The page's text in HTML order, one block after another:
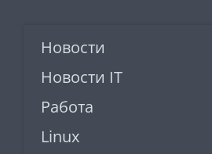
Новости
Новости IT
Работа
Linux